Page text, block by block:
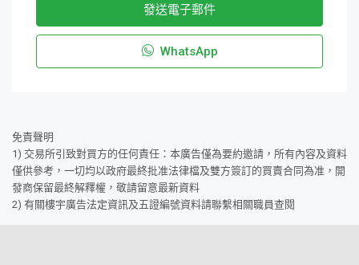
發送電子郵件
WhatsApp
免責聲明
1) 交易所引致對買方的任何責任：本廣告僅為要約邀請，所有內容及資料
僅供參考，一切均以政府最終批准法律檔及雙方簽訂的買賣合同為准，開
發商保留最終解釋權，敬請留意最新資料
2) 有關樓宇廣告法定資訊及五證編號資料請聯繫相關職員查閱